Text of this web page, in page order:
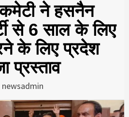
ने हसनैन
से 6 साल के लिए
के लिए प्रदेश
प्रस्ताव
newsadmin